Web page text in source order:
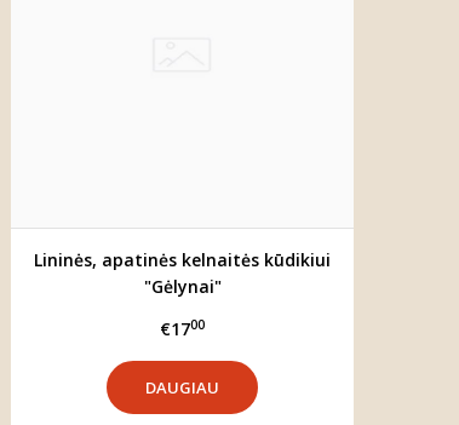
Lininės, apatinės kelnaitės kūdikiui
"Gėlynai"
€1700
DAUGIAU